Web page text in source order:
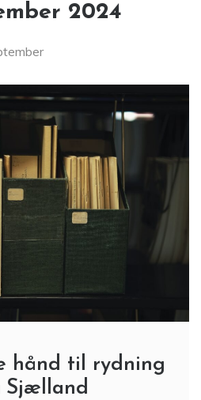
2024
hånd til rydning
Sjælland